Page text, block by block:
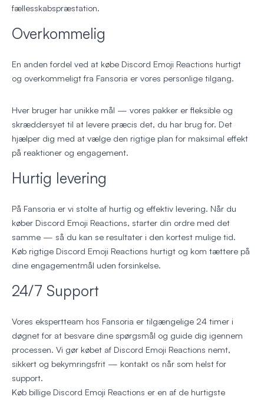
fællesskabspræstation.
Overkommelig
En anden fordel ved at købe Discord Emoji Reactions hurtigt
og overkommeligt fra Fansoria er vores personlige tilgang.
Hver bruger har unikke mål — vores pakker er fleksible og
skræddersyet til at levere præcis det, du har brug for. Det
hjælper dig med at vælge den rigtige plan for maksimal effekt
på reaktioner og engagement.
Hurtig levering
På Fansoria er vi stolte af hurtig og effektiv levering. Når du
køber Discord Emoji Reactions, starter din ordre med det
samme — så du kan se resultater i den kortest mulige tid.
Køb rigtige Discord Emoji Reactions hurtigt og kom tættere på
dine engagementmål uden forsinkelse.
24/7 Support
Vores ekspertteam hos Fansoria er tilgængelige 24 timer i
døgnet for at besvare dine spørgsmål og guide dig igennem
processen. Vi gør købet af Discord Emoji Reactions nemt,
sikkert og bekymringsfrit — kontakt os når som helst for
support.
Køb billige Discord Emoji Reactions er en af de hurtigste